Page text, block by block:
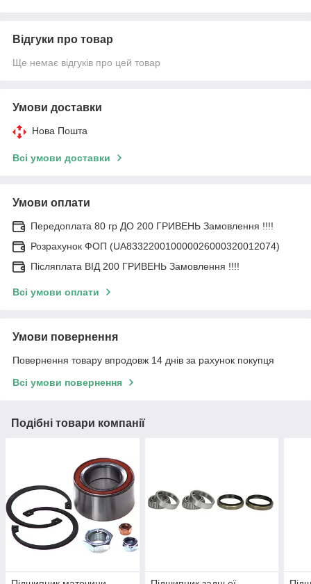
Відгуки про товар
Ще немає відгуків про цей товар
Умови доставки
Нова Пошта
Всі умови доставки
Умови оплати
Передоплата 80 гр ДО 200 ГРИВЕНЬ Замовлення !!!!
Розрахунок ФОП (UA833220010000026000320012074)
Післяплата ВІД 200 ГРИВЕНЬ Замовлення !!!!
Всі умови оплати
Умови повернення
Повернення товару впродовж 14 днів за рахунок покупця
Всі умови повернення
Подібні товари компанії